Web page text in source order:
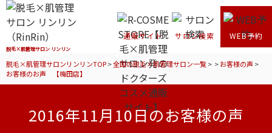
脱毛×肌管理サロン リンリン
通販サイト サロン検索 WEB予約
脱毛×肌管理サロンリンリンTOP>全国の脱毛×肌管理サロン一覧> >お客様の声 >
お客様のお声 【梅田店】
2016年11月10日のお客様の声